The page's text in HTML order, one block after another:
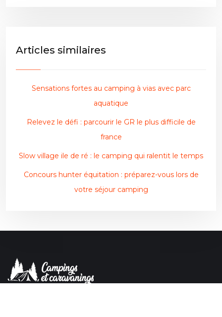
Articles similaires
Sensations fortes au camping à vias avec parc
aquatique
Relevez le défi : parcourir le GR le plus difficile de
france
Slow village ile de ré : le camping qui ralentit le temps
Concours hunter équitation : préparez-vous lors de
votre séjour camping